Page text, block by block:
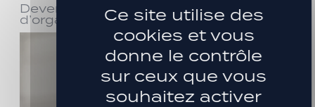
Devenez bénévole ! Réunion
d’organisation le samedi 8 août
Ce site utilise des
cookies et vous
donne le contrôle
sur ceux que vous
souhaitez activer